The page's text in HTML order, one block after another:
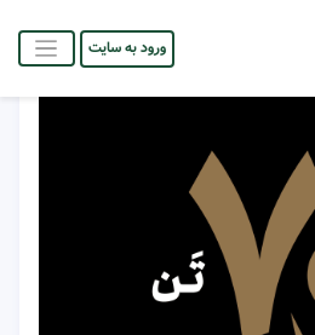
ورود به سایت